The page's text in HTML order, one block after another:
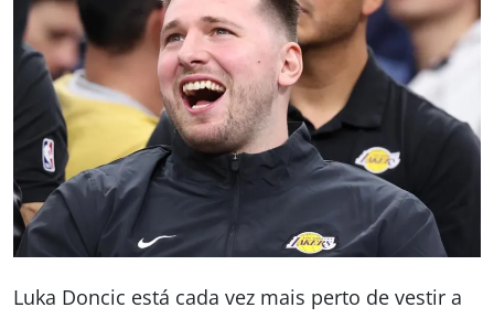
Luka Doncic está cada vez mais perto de vestir a